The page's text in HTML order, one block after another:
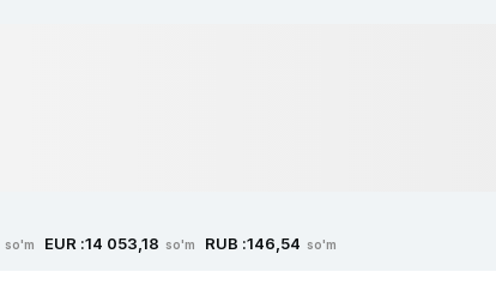
so'm EUR :14 053,18 so'm RUB :146,54 so'm